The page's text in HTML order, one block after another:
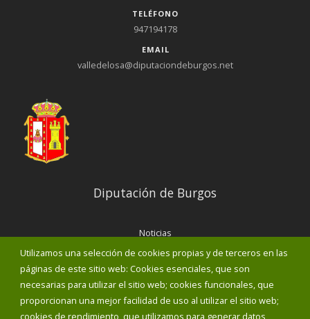
Utilizamos una selección de cookies propias y de terceros en las
páginas de este sitio web: Cookies esenciales, que son
necesarias para utilizar el sitio web; cookies funcionales, que
proporcionan una mejor facilidad de uso al utilizar el sitio web;
TELÉFONO
947194178
EMAIL
valledelosa@diputaciondeburgos.net
Diputación de Burgos
Noticias
Eventos
Corporación Municipal
Teléfonos de interés
INICIAR SESIÓN